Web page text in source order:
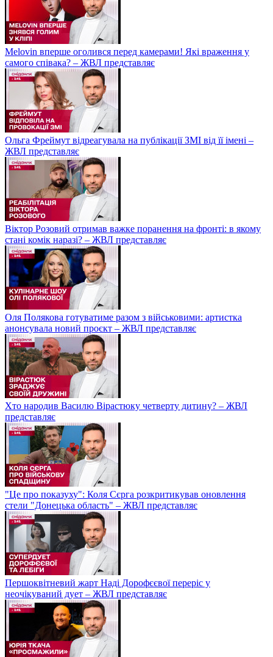
Melovin вперше оголився перед камерами! Які враження у
самого співака? – ЖВЛ представляє
Ольга Фреймут відреагувала на публікації ЗМІ від її імені –
ЖВЛ представляє
Віктор Розовий отримав важке поранення на фронті: в якому
стані комік наразі? – ЖВЛ представляє
Оля Полякова готуватиме разом з військовими: артистка
анонсувала новий проєкт – ЖВЛ представляє
Хто народив Василю Вірастюку четверту дитину? – ЖВЛ
представляє
"Це про показуху": Коля Сєрга розкритикував оновлення
стели "Донецька область" – ЖВЛ представляє
Першоквітневий жарт Наді Дорофєєвої переріс у
неочікуваний дует – ЖВЛ представляє